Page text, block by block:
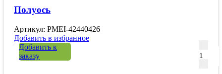
Полуось
Артикул: PMEI-42440426
Добавить в избранное
Добавить к
заказу